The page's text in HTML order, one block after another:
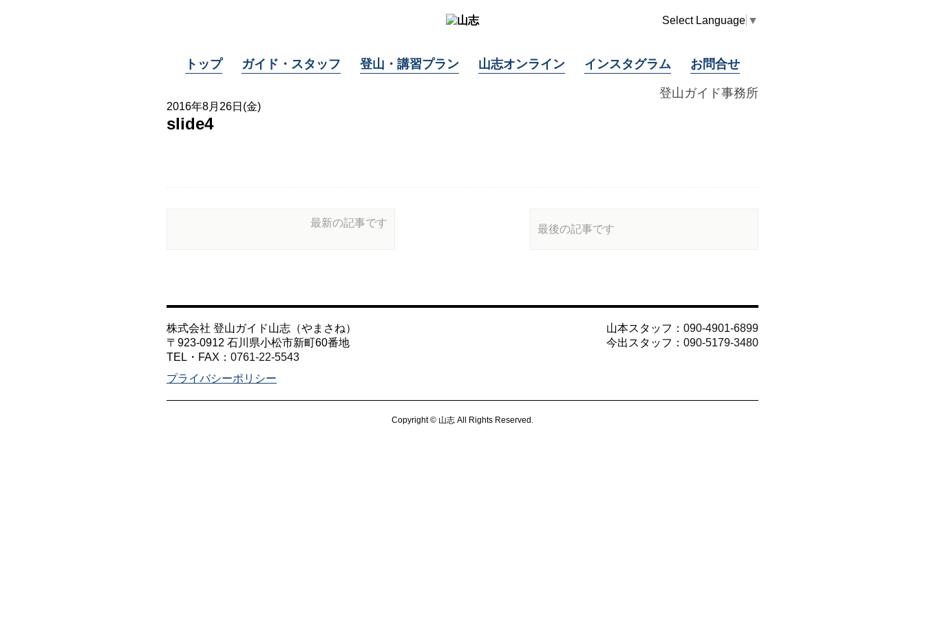
登山ガイド事務所
Select Language ▼
トップ ガイド・スタッフ 登山・講習プラン 山志オンライン インスタグラム お問合せ
2016年8月26日(金)
slide4
最新の記事です
最後の記事です
株式会社 登山ガイド山志（やまさね）
〒923-0912 石川県小松市新町60番地
TEL・FAX： 0761-22-5543
プライバシーポリシー
山本スタッフ： 090-4901-6899
今出スタッフ： 090-5179-3480
Copyright © 山志 All Rights Reserved.